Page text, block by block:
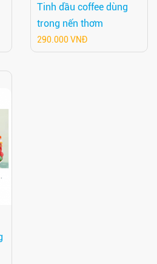
Tinh dầu coffee dùng
trong nến thơm
290.000 VNĐ